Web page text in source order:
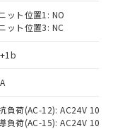
ット位置1: NO
ット位置3: NC
負荷(AC-12): AC24V 10A/
負荷(AC-15): AC24V